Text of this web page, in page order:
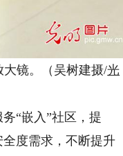
镜。（吴树建摄/光
“嵌入”社区，提
度需求，不断提升